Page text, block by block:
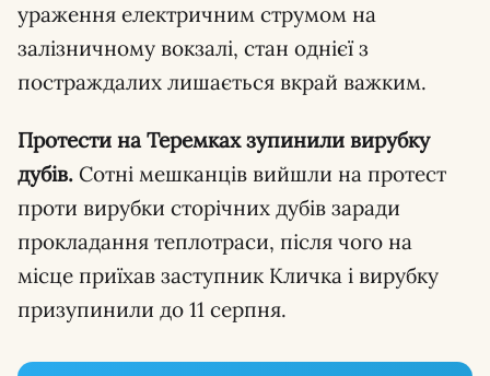
ураження електричним струмом на
залізничному вокзалі, стан однієї з
постраждалих лишається вкрай важким.
Протести на Теремках зупинили вирубку
дубів. Сотні мешканців вийшли на протест
проти вирубки сторічних дубів заради
прокладання теплотраси, після чого на
місце приїхав заступник Кличка і вирубку
призупинили до 11 серпня.